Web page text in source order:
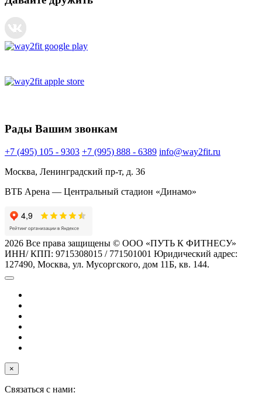
Рады Вашим звонкам
+7 (495) 105 - 9303 +7 (995) 888 - 6389 info@way2fit.ru
Москва, Ленинградский пр-т, д. 36
ВТБ Арена — Центральный стадион «Динамо»
2026 Все права защищены © ООО «ПУТЬ К ФИТНЕСУ»
ИНН/ КПП: 9715308015 / 771501001 Юридический адрес:
127490, Москва, ул. Мусоргского, дом 11Б, кв. 144.
×
Связаться с нами: